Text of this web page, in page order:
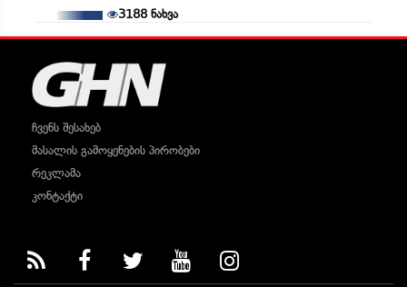
3188ნახვა
ჩვენს შესახებ
მასალის გამოყენების პირობები
რეკლამა
კონტაქტი